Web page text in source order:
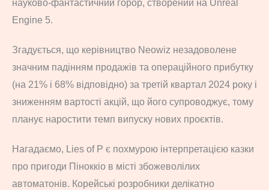
науково-фантастичний горор, створений на Unreal
Engine 5.
Згадується, що керівництво Neowiz незадоволене
значним падінням продажів та операційного прибутку
(на 21% і 68% відповідно) за третій квартал 2024 року і
зниженням вартості акцій, що його супроводжує, тому
планує наростити темп випуску нових проєктів.
Нагадаємо, Lies of P є похмурою інтерпретацією казки
про пригоди Піноккіо в місті збожеволілих
автоматонів. Корейські розробники делікатно